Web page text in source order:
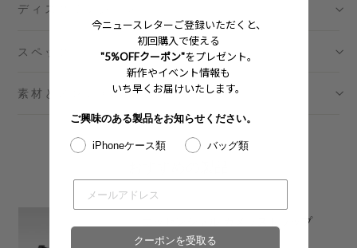
日本橋コレド室町テラス店- 在庫 -X
大阪梅田グランフロント店- 在庫 -X
名古屋ミッドランドスクエア店- 在庫 -X
- 在庫 -X
※在庫は前日までの情報です。
※売り切れやお取り置き等で在庫がない場合がございます。
ディスクリプション
スペック
素材とメンテナンス
エッセンシャル カメラストラップ
Price
¥23,100
今ニュースレターご登録いただくと、
初回購入で使える
"5%OFFクーポン"をプレゼント。
新作やイベント情報も
いち早くお届けいたします。
ご興味のある製品をお知らせください。
iPhoneケース類 バッグ類
クーポンを受取る